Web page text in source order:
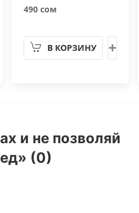
490 сом
В КОРЗИНУ
и не позволяй
(0)